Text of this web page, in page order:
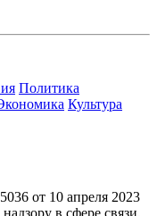
Политика
Культура
от 10 апреля 2023